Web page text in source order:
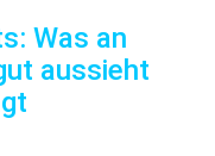
Was an
aussieht